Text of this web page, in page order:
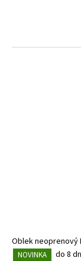
Oblek neoprenový
NOVINKA do 8